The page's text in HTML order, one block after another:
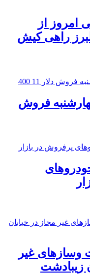
امروز از
راهی کیش
فروش
وسازهای غیر
زیبادشت